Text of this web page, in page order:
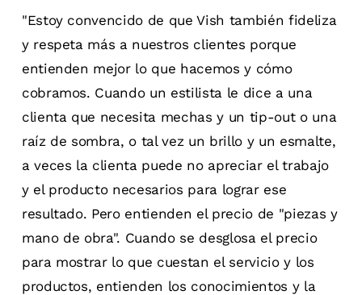
"Estoy convencido de que Vish también fideliza
y respeta más a nuestros clientes porque
entienden mejor lo que hacemos y cómo
cobramos. Cuando un estilista le dice a una
clienta que necesita mechas y un tip-out o una
raíz de sombra, o tal vez un brillo y un esmalte,
a veces la clienta puede no apreciar el trabajo
y el producto necesarios para lograr ese
resultado. Pero entienden el precio de "piezas y
mano de obra". Cuando se desglosa el precio
para mostrar lo que cuestan el servicio y los
productos, entienden los conocimientos y la